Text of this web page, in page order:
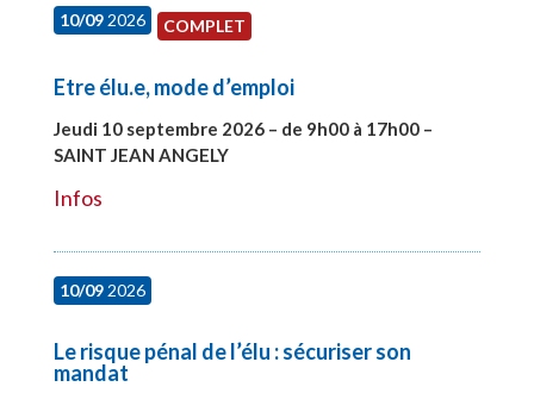
10/092026 COMPLET
Etre élu.e, mode d’emploi
Jeudi 10 septembre 2026 – de 9h00 à 17h00 –
SAINT JEAN ANGELY
Infos
10/092026
Le risque pénal de l’élu : sécuriser son
mandat